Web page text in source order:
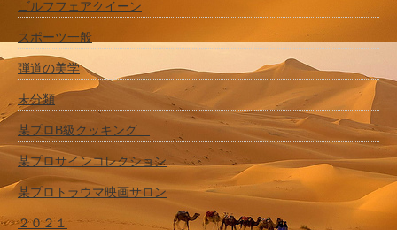
ゴルフフェアクイーン
スポーツ一般
弾道の美学
未分類
某プロB級クッキング
某プロサインコレクション
某プロトラウマ映画サロン
２０２１